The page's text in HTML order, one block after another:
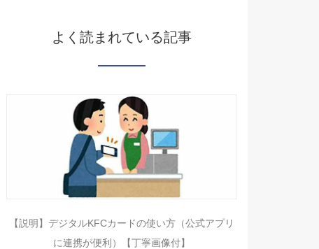
よく読まれている記事
【説明】デジタルKFCカードの使い方（公式アプリ
に連携が便利）【丁寧画像付】